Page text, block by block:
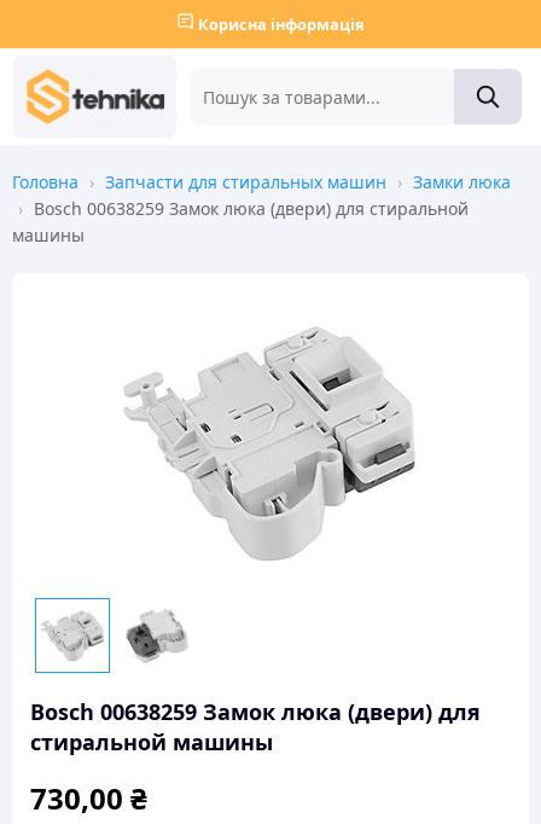
Корисна інформація
Головна › Запчасти для стиральных машин › Замки люка
› Bosch 00638259 Замок люка (двери) для стиральной
машины
Bosch 00638259 Замок люка (двери) для
стиральной машины
730,00 ₴